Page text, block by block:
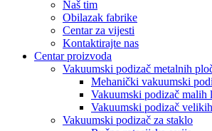
Naš tim
Obilazak fabrike
Centar za vijesti
Kontaktirajte nas
Centar proizvoda
Vakuumski podizač metalnih
Mehanički vakuumski
Vakuumski podizač malih
Vakuumski podizač
Vakuumski podizač za staklo